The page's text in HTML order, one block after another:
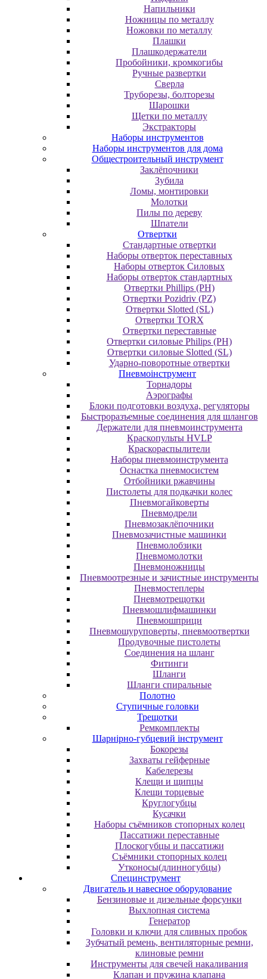
Напильники
Ножницы по металлу
Ножовки по металлу
Плашки
Плашкодержатели
Пробойники, кромкогибы
Ручные развертки
Сверла
Труборезы, болторезы
Шарошки
Щетки по металлу
Экcтpaктopы
Наборы инструментов
Наборы инструментов для дома
Общестроительный инструмент
Заклёпочники
Зубила
Ломы, монтировки
Молотки
Пилы по дереву
Шпатели
Отвертки
Cтандартные отвертки
Наборы отверток переставных
Наборы отверток Силовых
Наборы отверток стандартных
Отвертки Phillips (PH)
Отвертки Pozidriv (PZ)
Отвертки Slotted (SL)
Отвертки TORX
Отвертки переставные
Отвертки силовые Philips (PH)
Отвертки силовые Slotted (SL)
Ударно-поворотные отвертки
Пневмоінструмент
Topнaдopы
Аэрографы
Блоки подготовки воздуха, регуляторы
Быстроразъемные соединения для шлангов
Держатели для пневмоинструмента
Краскопульты HVLP
Краскораспылители
Наборы пневмоинструмента
Оснастка пневмосистем
Отбойники ржавчины
Пистолеты для подкачки колес
Пневмогайковерты
Пневмодрели
Пневмозаклёпочники
Пневмозачистные машинки
Пневмолобзики
Пневмомолотки
Пневмоножницы
Пневмоотрезные и зачистные инструменты
Пневмостеплеры
Пневмотрещотки
Пневмошлифмашинки
Пневмошприци
Пневмошуруповерты, пневмоотвертки
Продувочные пистолеты
Соединения на шланг
Фитинги
Шланги
Шланги спиральные
Полотно
Ступичные головки
Трещотки
Ремкомплекты
Шарнірно-губцевий інструмент
Бокорезы
Захваты гейферные
Кабелерезы
Клещи и щипцы
Клещи торцевые
Круглогубцы
Кусачки
Наборы съёмников стопорных колец
Пассатижи переставные
Плоскогубцы и пассатижи
Съёмники стопорных колец
Утконосы(длинногубцы)
Специнструмент
Двигатель и навесное оборудование
Бензиновые и дизельные форсунки
Выхлопная система
Генератор
Головки и ключи для сливных пробок
Зубчатый ремень, вентиляторные ремни,
клиновые ремни
Инструменты для свечей накаливания
Клапан и пружина клапана